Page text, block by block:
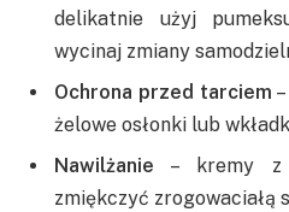
delikatnie użyj
wycinaj zmiany
Ochrona przed tarciem
żelowe osłonki lub
Nawilżanie – kremy z
zmiękczyć zrogowaciałą